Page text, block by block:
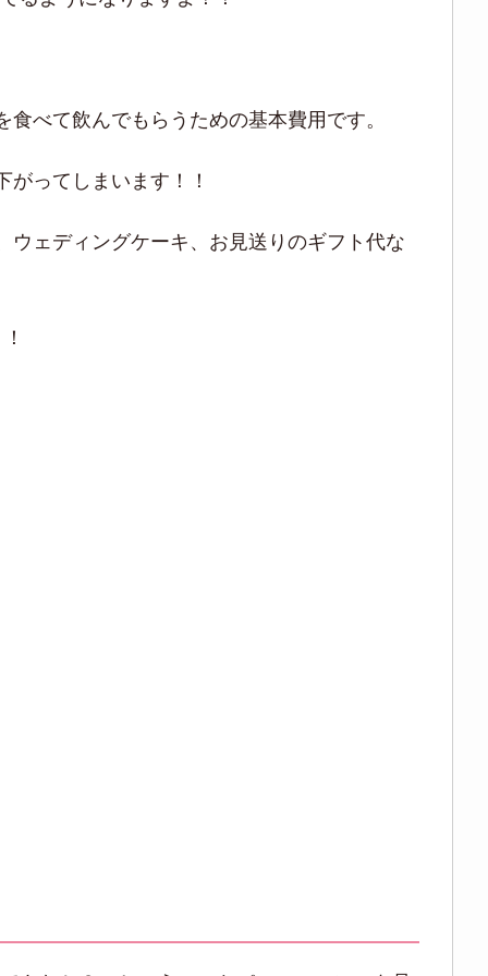
べて飲んでもらうための基本費用です。
ってしまいます！！
ェディングケーキ、お見送りのギフト代な